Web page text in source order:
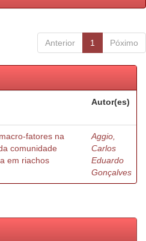
Anterior 1 Póximo
Autor(es)
fatores na
comunidade
em riachos
Aggio,
Carlos
Eduardo
Gonçalves